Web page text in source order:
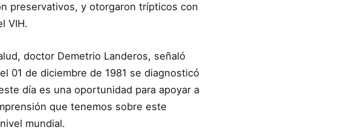
preservativos, y otorgaron trípticos con
VIH.
doctor Demetrio Landeros, señaló
01 de diciembre de 1981 se diagnosticó
día es una oportunidad para apoyar a
que tenemos sobre este
mundial.